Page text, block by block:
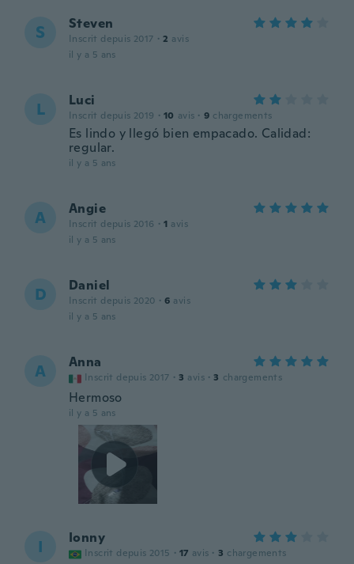
S Steven
Inscrit depuis 2017 · 2 avis
il y a 5 ans
L Luci
Inscrit depuis 2019 · 10 avis · 9 chargements
Es lindo y llegó bien empacado. Calidad:
regular.
il y a 5 ans
A Angie
Inscrit depuis 2016 · 1 avis
il y a 5 ans
D Daniel
Inscrit depuis 2020 · 6 avis
il y a 5 ans
A Anna
Inscrit depuis 2017 · 3 avis · 3 chargements
Hermoso
il y a 5 ans
I Ionny
Inscrit depuis 2015 · 17 avis · 3 chargements